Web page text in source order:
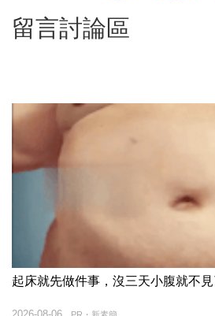
留言討論區
起床就先做件事，沒三天小腹就不見
PR・新素簡
2026-08-06